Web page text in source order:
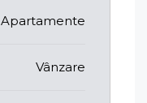
Apartamente
Vânzare